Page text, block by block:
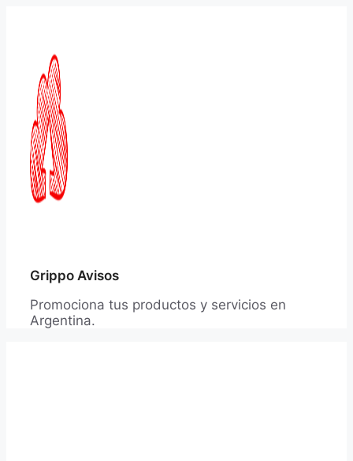
Grippo Avisos
Promociona tus productos y servicios en
Argentina.